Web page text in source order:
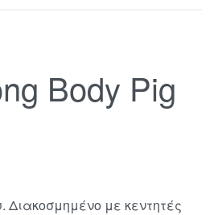
Body Pig
Διακοσμημένο με κεντητές